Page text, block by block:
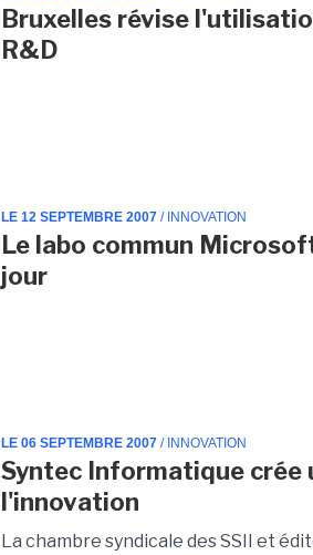
Bruxelles révise
R&D
LE 12 SEPTEMBRE 2007 / INNOVATION
Le labo commun
jour
LE 06 SEPTEMBRE 2007 / INNOVATION
Syntec Informatique crée
l'innovation
La chambre syndicale des SSII et